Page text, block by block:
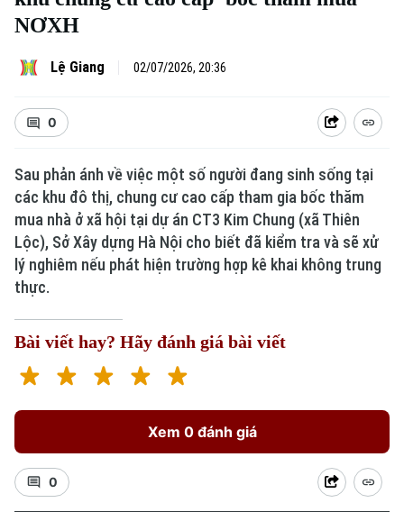
NƠXH
Lệ Giang 02/07/2026, 20:36
0
Sau phản ánh về việc một số người đang sinh sống tại
các khu đô thị, chung cư cao cấp tham gia bốc thăm
mua nhà ở xã hội tại dự án CT3 Kim Chung (xã Thiên
Lộc), Sở Xây dựng Hà Nội cho biết đã kiểm tra và sẽ xử
lý nghiêm nếu phát hiện trường hợp kê khai không trung
thực.
Bài viết hay? Hãy đánh giá bài viết
Xem 0 đánh giá
0